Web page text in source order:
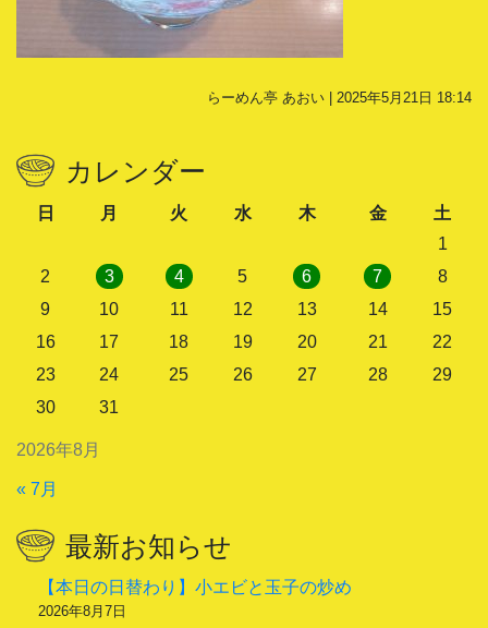
らーめん亭 あおい | 2025年5月21日 18:14
カレンダー
2026年8月
日 月 火 水 木 金
土
1
2
3 4 5 6 7
8
9
10 11 12 13 14
15
16
17 18 19 20 21
22
23
24 25 26 27 28
29
30
31
« 7月
最新お知らせ
【本日の日替わり】小エビと玉子の炒め
2026年8月7日